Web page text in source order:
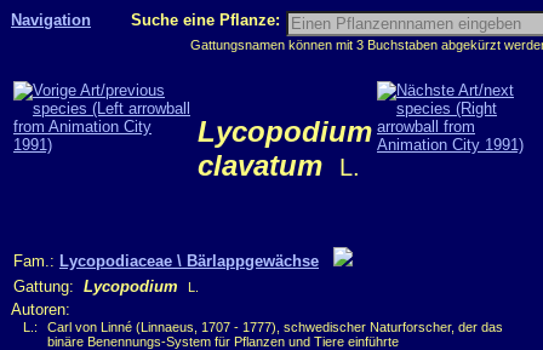
Navigation Suche eine Pflanze:
Gattungsnamen können mit 3 Buchstaben abgekürzt
Lycopodium
clavatum
L.
Fam.: Lycopodiaceae \ Bärlappgewächse
Gattung: Lycopodium L.
Autoren:
L.:
Carl von Linné (Linnaeus, 1707 - 1777), schwedischer Naturforscher, der das
binäre Benennungs-System für Pflanzen und Tiere einführte